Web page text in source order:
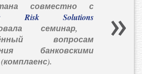
совместно с
Risk Solutions
семинар,
вопросам
банковскими